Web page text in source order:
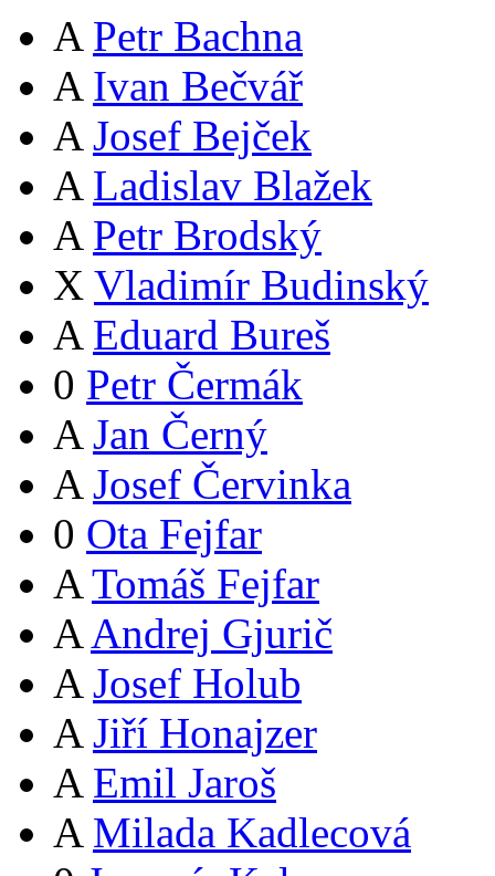
A Petr Bachna
A Ivan Bečvář
A Josef Bejček
A Ladislav Blažek
A Petr Brodský
X Vladimír Budinský
A Eduard Bureš
0 Petr Čermák
A Jan Černý
A Josef Červinka
0 Ota Fejfar
A Tomáš Fejfar
A Andrej Gjurič
A Josef Holub
A Jiří Honajzer
A Emil Jaroš
A Milada Kadlecová